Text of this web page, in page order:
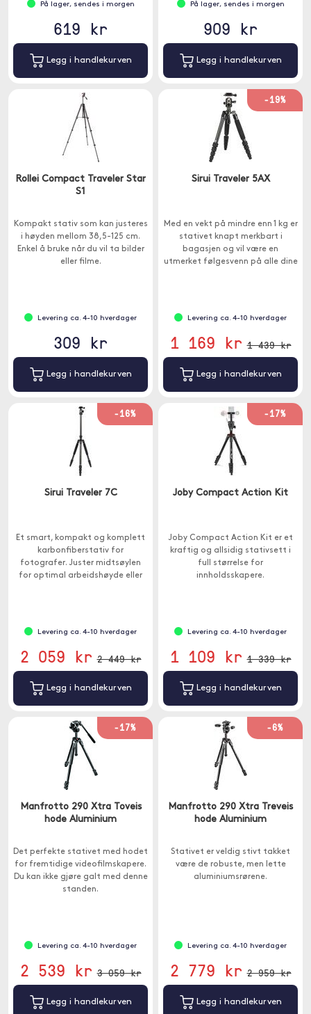
På lager, sendes i morgen
619 kr
Legg i handlekurven
På lager, sendes i morgen
909 kr
Legg i handlekurven
Rollei Compact Traveler Star
S1
Kompakt stativ som kan justeres
i høyden mellom 38,5-125 cm.
Enkel å bruke når du vil ta bilder
eller filme.
Levering ca. 4-10 hverdager
309 kr
Legg i handlekurven
-19%
Sirui Traveler 5AX
Med en vekt på mindre enn 1 kg er
stativet knapt merkbart i
bagasjen og vil være en
utmerket følgesvenn på alle dine
Levering ca. 4-10 hverdager
1 169 kr 1 439 kr
Legg i handlekurven
-16%
Sirui Traveler 7C
Et smart, kompakt og komplett
karbonfiberstativ for
fotografer. Juster midtsøylen
for optimal arbeidshøyde eller
Levering ca. 4-10 hverdager
2 059 kr 2 449 kr
Legg i handlekurven
-17%
Joby Compact Action Kit
Joby Compact Action Kit er et
kraftig og allsidig stativsett i
full størrelse for
innholdsskapere.
Levering ca. 4-10 hverdager
1 109 kr 1 339 kr
Legg i handlekurven
-17%
Manfrotto 290 Xtra Toveis
hode Aluminium
Det perfekte stativet med hodet
for fremtidige videofilmskapere.
Du kan ikke gjøre galt med denne
standen.
Levering ca. 4-10 hverdager
2 539 kr 3 059 kr
Legg i handlekurven
-6%
Manfrotto 290 Xtra Treveis
hode Aluminium
Stativet er veldig stivt takket
være de robuste, men lette
aluminiumsrørene.
Levering ca. 4-10 hverdager
2 779 kr 2 959 kr
Legg i handlekurven